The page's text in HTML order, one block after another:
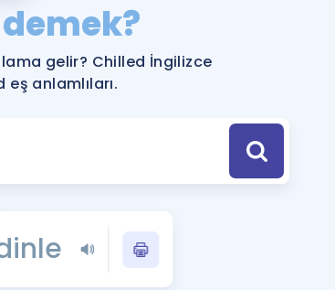
YDS ve YÖKDİL Puan Hesaplama Aracı
Rehberlik Aracı
YDS ve YÖKDİL'e Hazırlananlar için Öneriler
Tüm ÖSYM Sınavları Tek Takvimde
YDS - YÖKDİL Tüm Sınavlarla İlgili Haberler
gelir? Chilled İngilizce
anlamlıları.